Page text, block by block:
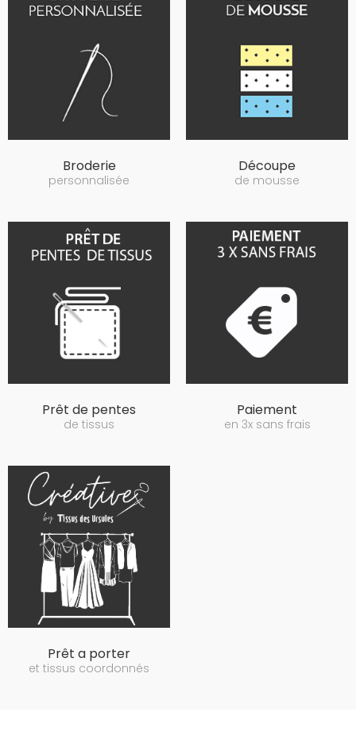
Broderie
personnalisée
Découpe
de mousse
Prêt de pentes
de tissus
Paiement
en 3x sans frais
Prêt a porter
et tissus coordonnés